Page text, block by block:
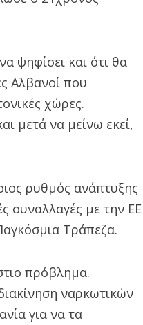
ψηφίσει και ότι θα
Αλβανοί που
χώρες.
μετά να μείνω εκεί,
ρυθμός ανάπτυξης
συναλλαγές με την ΕΕ
Τράπεζα.
πρόβλημα.
ναρκωτικών
για να τα